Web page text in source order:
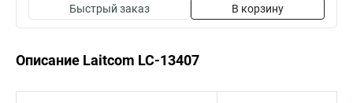
Быстрый заказ В корзину
Описание Laitcom LC-13407